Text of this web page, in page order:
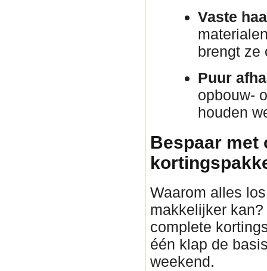
Vaste
brengt
Puur
opbouw-
houden
Bespaar met
Waarom alles
makkelijker
complete
één klap de
weekend.